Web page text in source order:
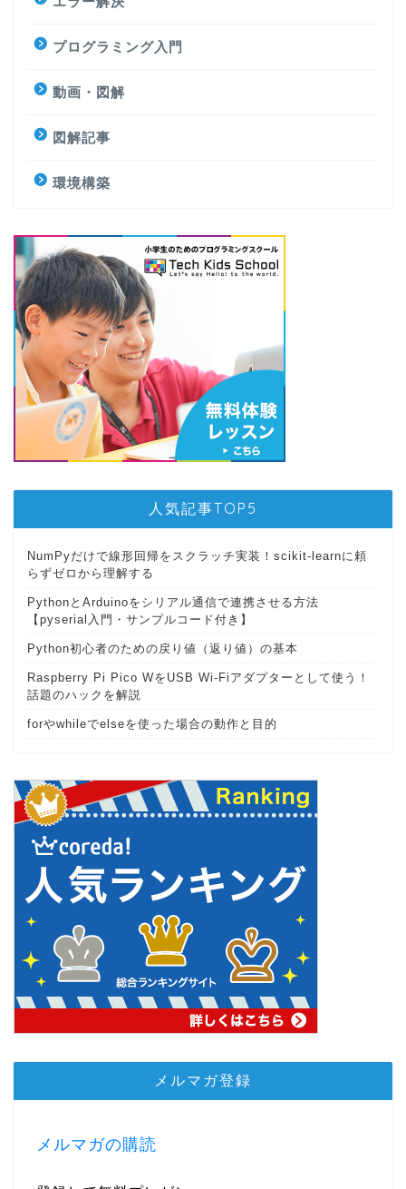
プログラミング入門
動画・図解
図解記事
環境構築
人気記事TOP5
NumPyだけで線形回帰をスクラッチ実装！scikit-learnに頼
らずゼロから理解する
PythonとArduinoをシリアル通信で連携させる方法
【pyserial入門・サンプルコード付き】
Python初心者のための戻り値（返り値）の基本
Raspberry Pi Pico WをUSB Wi-Fiアダプターとして使う！
話題のハックを解説
forやwhileでelseを使った場合の動作と目的
メルマガ登録
メルマガの購読